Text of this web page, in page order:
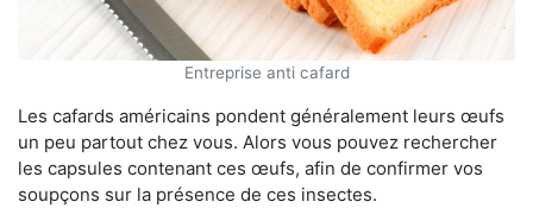
Entreprise anti cafard
Les cafards américains pondent généralement leurs œufs
un peu partout chez vous. Alors vous pouvez rechercher
les capsules contenant ces œufs, afin de confirmer vos
soupçons sur la présence de ces insectes.